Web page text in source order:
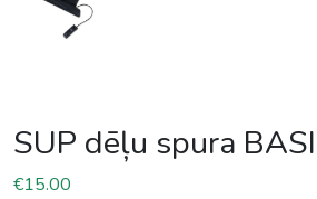
SUP dēļu spura
€15.00